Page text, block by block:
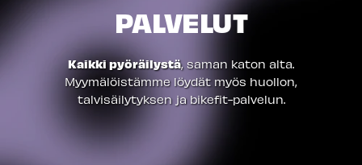
PALVELUT
Kaikki pyöräilystä, saman katon alta.
Myymälöistämme löydät myös huollon,
talvisäilytyksen ja bikefit-palvelun.